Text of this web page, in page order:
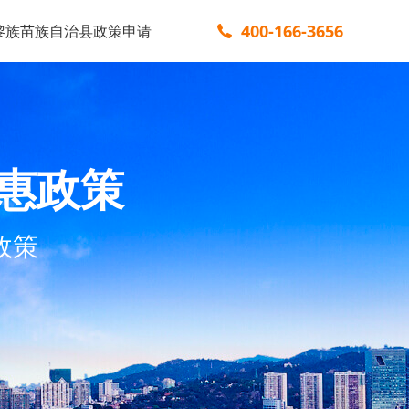
族苗族自治县政策申请 400-166-3656
政策
策